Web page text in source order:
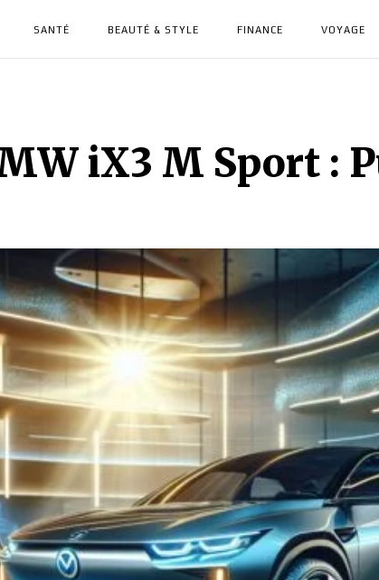
SANTÉ BEAUTÉ & STYLE FINANCE VOYAGE
iX3 M Sport :